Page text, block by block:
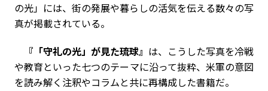
の光」には、街の発展や暮らしの活気を伝える数々の写
真が掲載されている。
『「守礼の光」が見た琉球』 は、こうした写真を冷戦
や教育といった七つのテーマに沿って抜粋、米軍の意図
を読み解く注釈やコラムと共に再構成した書籍だ。